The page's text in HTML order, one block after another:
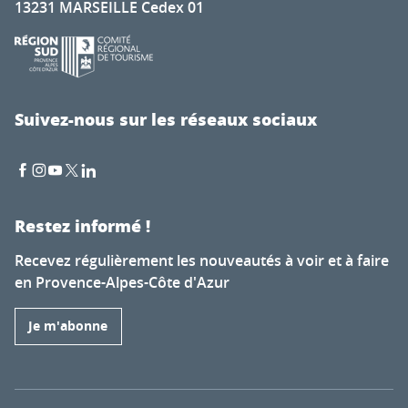
13231 MARSEILLE Cedex 01
Suivez-nous sur les réseaux sociaux
Restez informé !
Recevez régulièrement les nouveautés à voir et à faire
en Provence-Alpes-Côte d'Azur
Je m'abonne